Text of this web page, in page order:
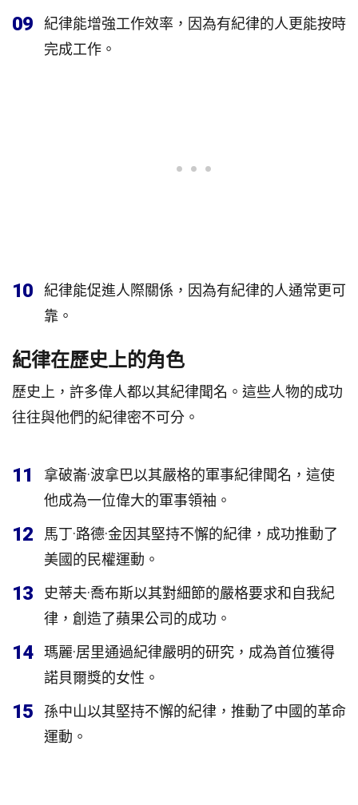
09
紀律能增強工作效率，因為有紀律的人更能按時
完成工作。
10
紀律能促進人際關係，因為有紀律的人通常更可
靠。
紀律在歷史上的角色
歷史上，許多偉人都以其紀律聞名。這些人物的成功
往往與他們的紀律密不可分。
11
拿破崙·波拿巴以其嚴格的軍事紀律聞名，這使
他成為一位偉大的軍事領袖。
12
馬丁·路德·金因其堅持不懈的紀律，成功推動了
美國的民權運動。
13
史蒂夫·喬布斯以其對細節的嚴格要求和自我紀
律，創造了蘋果公司的成功。
14
瑪麗·居里通過紀律嚴明的研究，成為首位獲得
諾貝爾獎的女性。
15
孫中山以其堅持不懈的紀律，推動了中國的革命
運動。